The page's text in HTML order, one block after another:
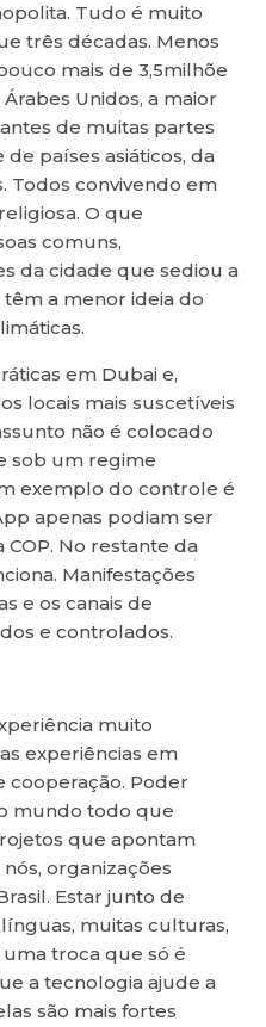
Tudo é muito
três décadas. Menos
mais de 3,5milhõe
Unidos, a maior
de muitas partes
países asiáticos, da
Todos convivendo em
O que
comuns,
da cidade que sediou a
têm a menor ideia do
em Dubai e,
locais mais suscetíveis
não é colocado
sob um regime
exemplo do controle é
apenas podiam ser
No restante da
Manifestações
e os canais de
e controlados.
muito
experiências em
cooperação. Poder
mundo todo que
que apontam
organizações
Estar junto de
muitas culturas,
troca que só é
a tecnologia ajude a
são mais fortes